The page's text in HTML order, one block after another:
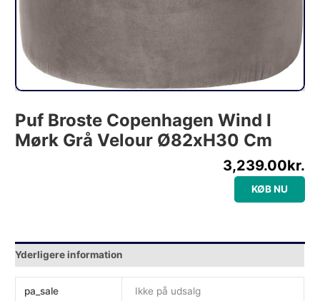
Puf Broste Copenhagen Wind I
Mørk Grå Velour Ø82xH30 Cm
3,239.00kr.
KØB NU
Yderligere information
pa_sale Ikke på udsalg